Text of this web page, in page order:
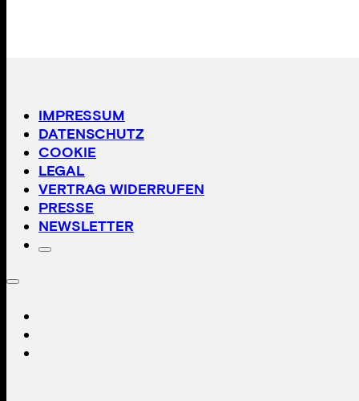
IMPRESSUM
DATENSCHUTZ
COOKIE
LEGAL
VERTRAG WIDERRUFEN
PRESSE
NEWSLETTER